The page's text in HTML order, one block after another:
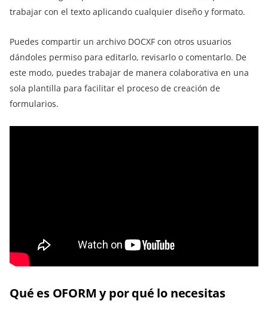
trabajar con el texto aplicando cualquier diseño y formato.
Puedes compartir un archivo DOCXF con otros usuarios
dándoles permiso para editarlo, revisarlo o comentarlo. De
este modo, puedes trabajar de manera colaborativa en una
sola plantilla para facilitar el proceso de creación de
formularios.
Qué es OFORM y por qué lo necesitas